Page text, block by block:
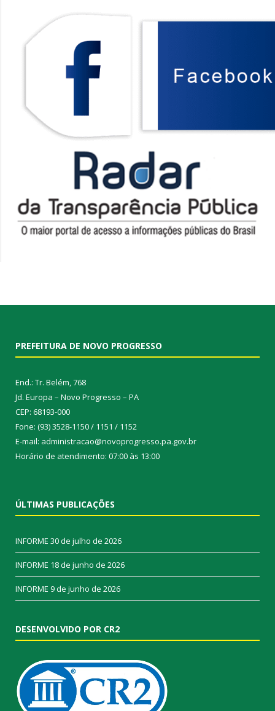
PREFEITURA DE NOVO PROGRESSO
End.: Tr. Belém, 768
Jd. Europa – Novo Progresso – PA
CEP: 68193-000
Fone: (93) 3528-1150 / 1151 / 1152
E-mail: administracao@novoprogresso.pa.gov.br
Horário de atendimento: 07:00 às 13:00
ÚLTIMAS PUBLICAÇÕES
INFORME 30 de julho de 2026
INFORME 18 de junho de 2026
INFORME 9 de junho de 2026
DESENVOLVIDO POR CR2